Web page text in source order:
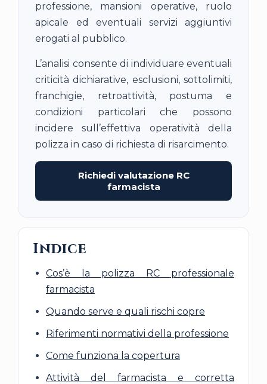
professione, mansioni operative, ruolo
apicale ed eventuali servizi aggiuntivi
erogati al pubblico.
L’analisi consente di individuare eventuali
criticità dichiarative, esclusioni, sottolimiti,
franchigie, retroattività, postuma e
condizioni particolari che possono
incidere sull’effettiva operatività della
polizza in caso di richiesta di risarcimento.
Richiedi valutazione RC
farmacista
Indice
Cos’è la polizza RC professionale
farmacista
Quando serve e quali rischi copre
Riferimenti normativi della professione
Come funziona la copertura
Attività del farmacista e corretta